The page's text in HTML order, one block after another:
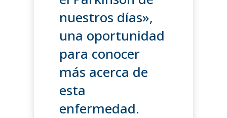
nuestros días»,
una oportunidad
para conocer
más acerca de
esta
enfermedad.